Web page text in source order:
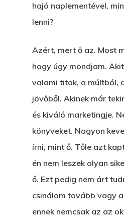
hajó naplementével,
lenni?
Azért, mert ő az. Most
hogy úgy mondjam.
valami titok, a múltból,
jövőből. Akinek már
és kiváló marketingje.
könyveket. Nagyon
írni, mint ő. Tőle azt
én nem leszek olyan
ő. Ezt pedig nem árt
csinálom tovább vagy
ennek nemcsak az az